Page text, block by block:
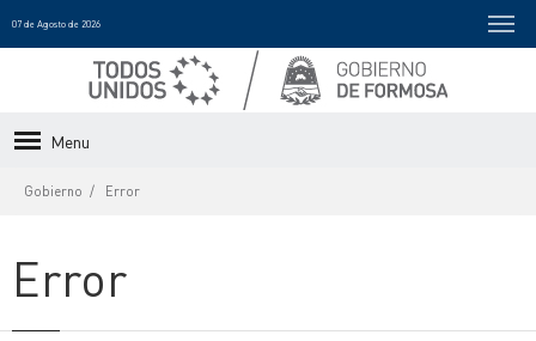
07 de Agosto de 2026
Menu
Gobierno Error
Error